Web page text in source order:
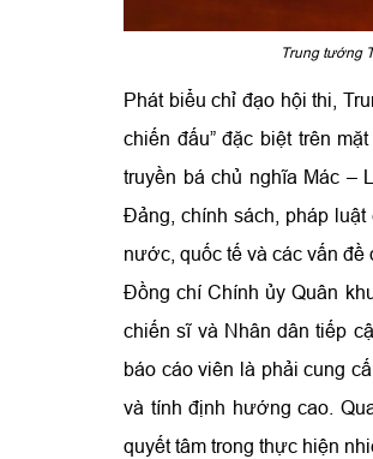
Trung tướng
Phát biểu chỉ đạo hội thi,
chiến đấu” đặc biệt trên
truyền bá chủ nghĩa Mác –
Đảng, chính sách, pháp
nước, quốc tế và các vấn đề
Đồng chí Chính ủy Quân
chiến sĩ và Nhân dân tiếp
báo cáo viên là phải cung
và tính định hướng cao.
quyết tâm trong thực hiện